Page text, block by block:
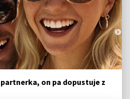
on pa dopustuje z